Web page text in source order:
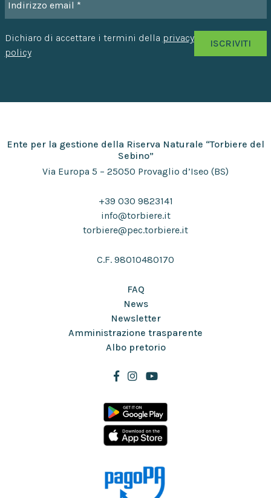
Dichiaro di accettare i termini della privacy
policy
Ente per la gestione della Riserva Naturale “Torbiere del
Sebino”
Via Europa 5 – 25050 Provaglio d’Iseo (BS)
+39 030 9823141
info@torbiere.it
torbiere@pec.torbiere.it
C.F. 98010480170
FAQ
News
Newsletter
Amministrazione trasparente
Albo pretorio